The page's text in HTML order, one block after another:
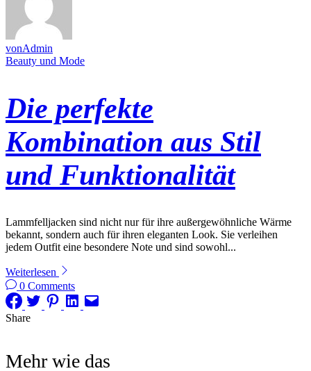
vonAdmin
Beauty und Mode
Die perfekte
Kombination aus Stil
und Funktionalität
Lammfelljacken sind nicht nur für ihre außergewöhnliche Wärme
bekannt, sondern auch für ihren eleganten Look. Sie verleihen
jedem Outfit eine besondere Note und sind sowohl...
Weiterlesen
0 Comments
Share
Mehr wie das